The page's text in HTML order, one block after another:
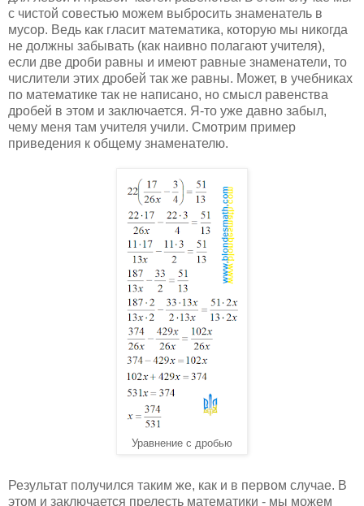
с чистой совестью можем выбросить знаменатель в
мусор. Ведь как гласит математика, которую мы никогда
не должны забывать (как наивно полагают учителя),
если две дроби равны и имеют равные знаменатели, то
числители этих дробей так же равны. Может, в учебниках
по математике так не написано, но смысл равенства
дробей в этом и заключается. Я-то уже давно забыл,
чему меня там учителя учили. Смотрим пример
приведения к общему знаменателю.
Уравнение с дробью
Результат получился таким же, как и в первом случае. В
этом и заключается прелесть математики - мы можем